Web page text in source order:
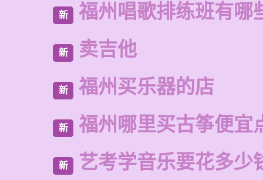
新 福州唱歌排练班有哪
新 卖吉他
新 福州买乐器的店
新 福州哪里买古筝便宜
新 艺考学音乐要花多少